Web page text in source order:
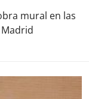
mural en las